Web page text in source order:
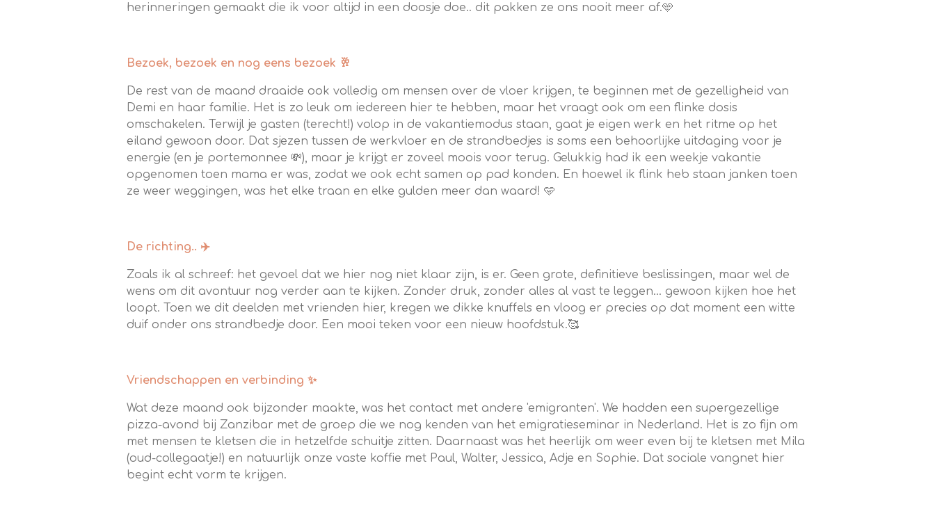
herinneringen gemaakt die ik voor altijd in een doosje doe.. dit pakken ze ons nooit meer af.🩵
Bezoek, bezoek en nog eens bezoek 🥂
De rest van de maand draaide ook volledig om mensen over de vloer krijgen, te beginnen met de gezelligheid van
Demi en haar familie. Het is zo leuk om iedereen hier te hebben, maar het vraagt ook om een flinke dosis
omschakelen. Terwijl je gasten (terecht!) volop in de vakantiemodus staan, gaat je eigen werk en het ritme op het
eiland gewoon door. Dat sjezen tussen de werkvloer en de strandbedjes is soms een behoorlijke uitdaging voor je
energie (en je portemonnee 💸), maar je krijgt er zoveel moois voor terug. Gelukkig had ik een weekje vakantie
opgenomen toen mama er was, zodat we ook echt samen op pad konden. En hoewel ik flink heb staan janken toen
ze weer weggingen, was het elke traan en elke gulden meer dan waard! 🩵
De richting.. ✈️
Zoals ik al schreef: het gevoel dat we hier nog niet klaar zijn, is er. Geen grote, definitieve beslissingen, maar wel de
wens om dit avontuur nog verder aan te kijken. Zonder druk, zonder alles al vast te leggen... gewoon kijken hoe het
loopt. Toen we dit deelden met vrienden hier, kregen we dikke knuffels en vloog er precies op dat moment een witte
duif onder ons strandbedje door. Een mooi teken voor een nieuw hoofdstuk.🥰
Vriendschappen en verbinding ✨
Wat deze maand ook bijzonder maakte, was het contact met andere 'emigranten'. We hadden een supergezellige
pizza-avond bij Zanzibar met de groep die we nog kenden van het emigratieseminar in Nederland. Het is zo fijn om
met mensen te kletsen die in hetzelfde schuitje zitten. Daarnaast was het heerlijk om weer even bij te kletsen met Mila
(oud-collegaatje!) en natuurlijk onze vaste koffie met Paul, Walter, Jessica, Adje en Sophie. Dat sociale vangnet hier
begint echt vorm te krijgen.